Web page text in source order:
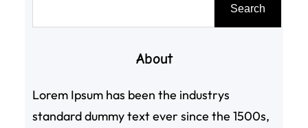
Search
About
Lorem Ipsum has been the industrys
standard dummy text ever since the 1500s,